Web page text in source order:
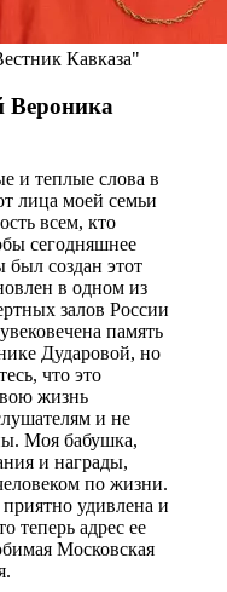
Кавказа"
Вероника
и теплые слова в
лица моей семьи
всем, кто
сегодняшнее
был создан этот
в одном из
залов России
память
Дударовой, но
что это
жизнь
и не
Моя бабушка,
и награды,
по жизни.
удивлена и
теперь адрес ее
Московская